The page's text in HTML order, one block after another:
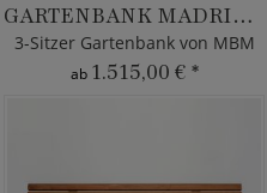
GARTENBANK MADRIGAL
3-Sitzer Gartenbank von MBM
ab 1.515,00 € *